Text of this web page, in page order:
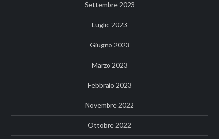
Settembre 2023
Luglio 2023
Giugno 2023
Marzo 2023
Febbraio 2023
Novembre 2022
Ottobre 2022